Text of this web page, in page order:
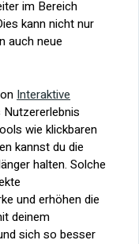
im Bereich
kann nicht nur
auch neue
Interaktive
Nutzererlebnis
wie klickbaren
kannst du die
halten. Solche
und erhöhen die
deinem
sich so besser